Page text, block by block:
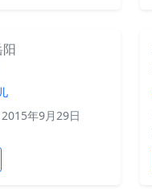
2015年9月29日